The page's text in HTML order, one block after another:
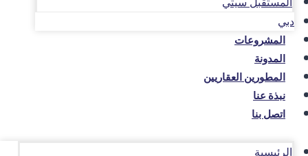
دبي
المشروعات
المدونة
المطورين العقاريين
نبذة عنا
اتصل بنا
الرئيسية